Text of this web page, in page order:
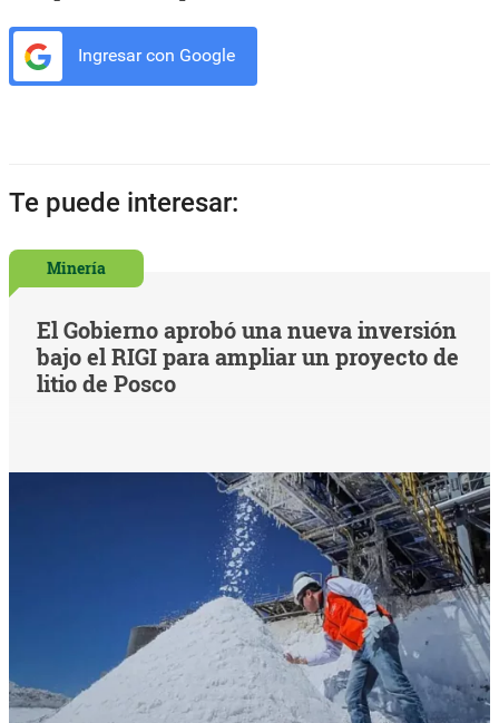
Ingresar con Google
Te puede interesar:
Minería
El Gobierno aprobó una nueva inversión
bajo el RIGI para ampliar un proyecto de
litio de Posco